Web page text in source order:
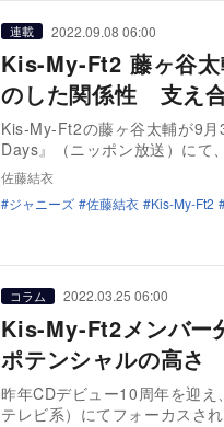
連載 2022.09.08 06:00
Kis-My-Ft2 藤ヶ谷太
のした関係性 支え
Kis-My-Ft2の藤ヶ谷太輔が9
Days』（ニッポン放送）にて
佐藤結衣
ジャニーズ
佐藤結衣 Kis-My-Ft2
コラム 2022.03.25 06:00
Kis-My-Ft2メンバー
ポテンシャルの高さ
昨年CDデビュー10周年を迎
テレビ系）にてフォーカスさ